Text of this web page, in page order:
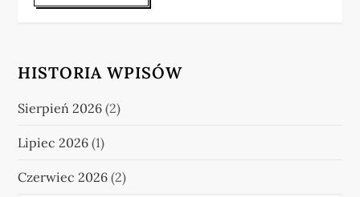
HISTORIA WPISÓW
Sierpień 2026 (2)
Lipiec 2026 (1)
Czerwiec 2026 (2)